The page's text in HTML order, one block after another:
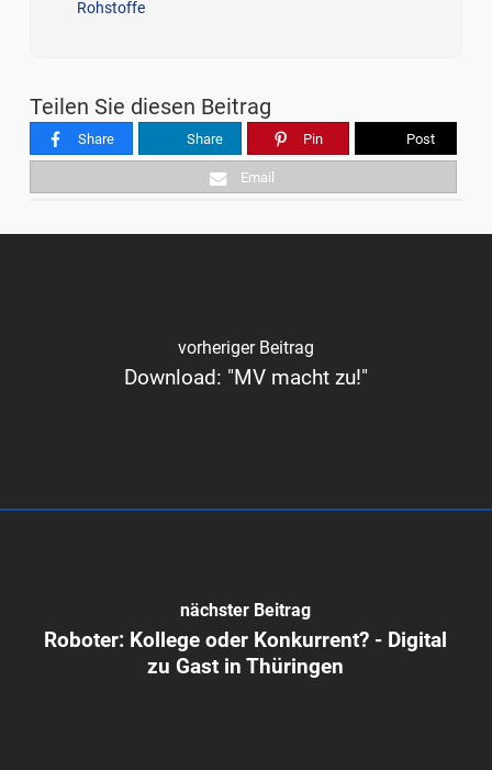
Rohstoffe
Teilen Sie diesen Beitrag
Share Share Pin Post
Email
vorheriger Beitrag
Download: "MV macht zu!"
nächster Beitrag
Roboter: Kollege oder Konkurrent? - Digital
zu Gast in Thüringen